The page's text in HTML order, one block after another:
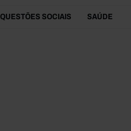
QUESTÕES SOCIAIS SAÚDE